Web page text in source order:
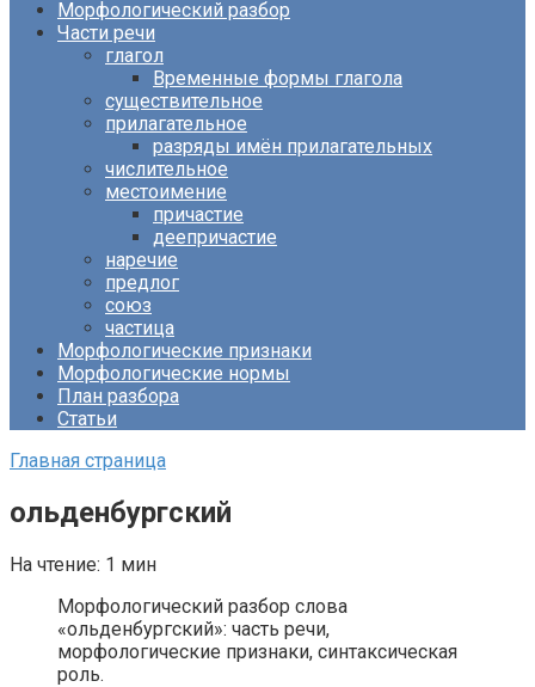
Морфологический разбор
Части речи
глагол
Временные формы глагола
существительное
прилагательное
разряды имён прилагательных
числительное
местоимение
причастие
деепричастие
наречие
предлог
союз
частица
Морфологические признаки
Морфологические нормы
План разбора
Статьи
Главная страница
ольденбургский
На чтение: 1 мин
Морфологический разбор слова
«ольденбургский»: часть речи,
морфологические признаки, синтаксическая
роль.